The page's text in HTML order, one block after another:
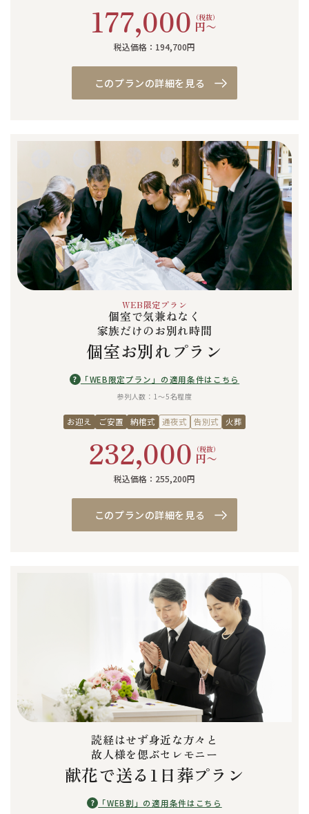
177,000 （税抜）
円〜
税込価格：194,700円
このプランの詳細を見る
WEB限定プラン
個室で気兼ねなく
家族だけのお別れ時間
個室お別れプラン
? 「WEB限定プラン」の適用条件はこちら
参列人数：1〜5名程度
お迎え ご安置 納棺式 通夜式 告別式 火葬
232,000 （税抜）
円〜
税込価格：255,200円
このプランの詳細を見る
読経はせず身近な方々と
故人様を偲ぶセレモニー
献花で送る1日葬プラン
? 「WEB割」の適用条件はこちら